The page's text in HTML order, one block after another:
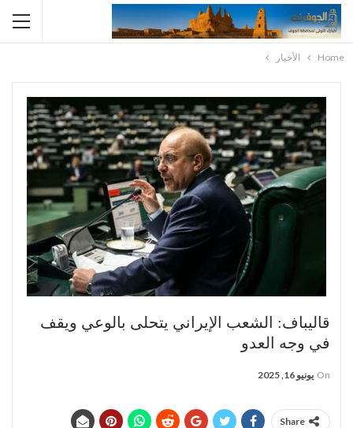
Home الأخبار
قاليباف: الشعب الإيراني يتحلى بالوعي ويقف
في وجه العدو
On يونيو 16, 2025
Share